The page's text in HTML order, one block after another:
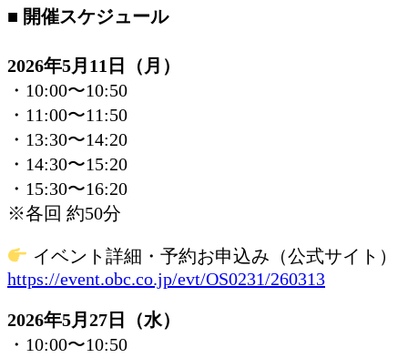
■ 開催スケジュール
2026年5月11日（月）
・10:00〜10:50
・11:00〜11:50
・13:30〜14:20
・14:30〜15:20
・15:30〜16:20
※各回 約50分
イベント詳細・予約お申込み（公式サイト）
https://event.obc.co.jp/evt/OS0231/260313
2026年5月27日（水）
・10:00〜10:50